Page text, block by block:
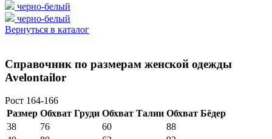
черно-белый
черно-белый
Вернуться в каталог
Справочник по размерам женской одежды
Avelontailor
Рост 164-166
Размер Обхват Груди Обхват Талии Обхват Бёдер
38
76 60
88